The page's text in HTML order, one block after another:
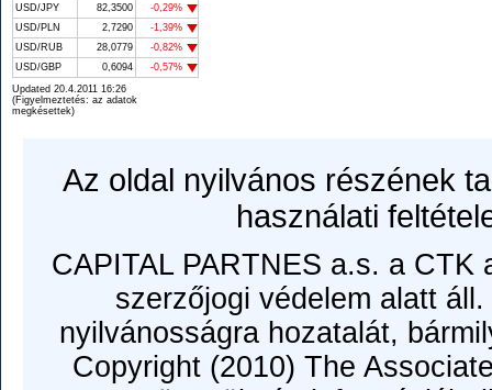
USD/JPY
82,3500
-0,29%
USD/PLN
2,7290
-1,39%
USD/RUB
28,0779
-0,82%
USD/GBP
0,6094
-0,57%
Updated 20.4.2011 16:26
(Figyelmeztetés: az adatok
megkésettek)
Az oldal nyilvános részének
használati
CAPITAL PARTNES a.s. a
szerzőjogi védelem alatt
nyilvánosságra hozatalát,
Copyright (2010) The